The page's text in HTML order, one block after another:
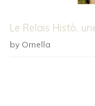
Le Relais Histò,
by Ornella